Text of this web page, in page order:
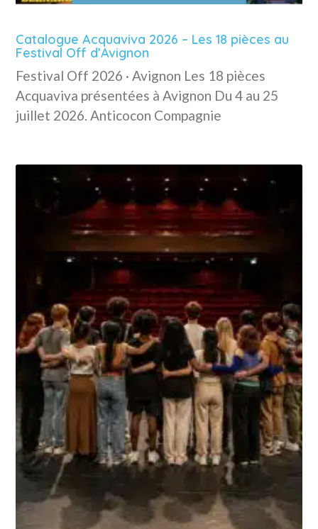
Catalogue Acquaviva 2026 – Les 18 pièces au
Festival Off d’Avignon
Festival Off 2026 · Avignon Les 18 pièces
Acquaviva présentées à Avignon Du 4 au 25
juillet 2026. Anticocon Compagnie